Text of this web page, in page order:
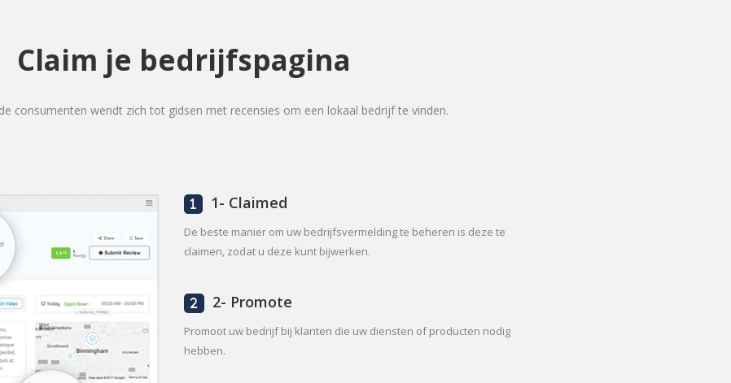
Claim je bedrijfspagina
consumenten wendt zich tot gidsen met recensies om een lokaal bedrijf te vinden.
1- Claimed
De beste manier om uw bedrijfsvermelding te beheren is deze te
claimen, zodat u deze kunt bijwerken.
2- Promote
Promoot uw bedrijf bij klanten die uw diensten of producten nodig
hebben.